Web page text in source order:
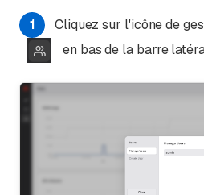
1
Cliquez sur l'icône de
en bas de la barre